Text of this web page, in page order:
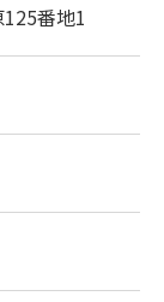
番地1